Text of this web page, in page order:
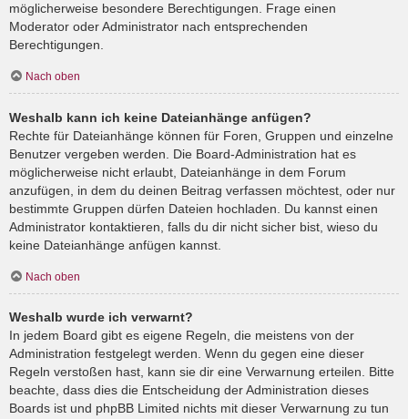
möglicherweise besondere Berechtigungen. Frage einen
Moderator oder Administrator nach entsprechenden
Berechtigungen.
Nach oben
Weshalb kann ich keine Dateianhänge anfügen?
Rechte für Dateianhänge können für Foren, Gruppen und einzelne
Benutzer vergeben werden. Die Board-Administration hat es
möglicherweise nicht erlaubt, Dateianhänge in dem Forum
anzufügen, in dem du deinen Beitrag verfassen möchtest, oder nur
bestimmte Gruppen dürfen Dateien hochladen. Du kannst einen
Administrator kontaktieren, falls du dir nicht sicher bist, wieso du
keine Dateianhänge anfügen kannst.
Nach oben
Weshalb wurde ich verwarnt?
In jedem Board gibt es eigene Regeln, die meistens von der
Administration festgelegt werden. Wenn du gegen eine dieser
Regeln verstoßen hast, kann sie dir eine Verwarnung erteilen. Bitte
beachte, dass dies die Entscheidung der Administration dieses
Boards ist und phpBB Limited nichts mit dieser Verwarnung zu tun